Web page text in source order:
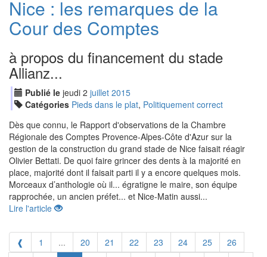
Nice : les remarques de la
Cour des Comptes
à propos du financement du stade
Allianz...
Publié le jeudi 2 juillet 2015
Catégories Pieds dans le plat, Politiquement correct
Dès que connu, le Rapport d'observations de la Chambre
Régionale des Comptes Provence-Alpes-Côte d'Azur sur la
gestion de la construction du grand stade de Nice faisait réagir
Olivier Bettati. De quoi faire grincer des dents à la majorité en
place, majorité dont il faisait parti il y a encore quelques mois.
Morceaux d’anthologie où il... égratigne le maire, son équipe
rapprochée, un ancien préfet... et Nice-Matin aussi...
Lire l'article
❰ 1 ... 20 21 22 23 24 25
26